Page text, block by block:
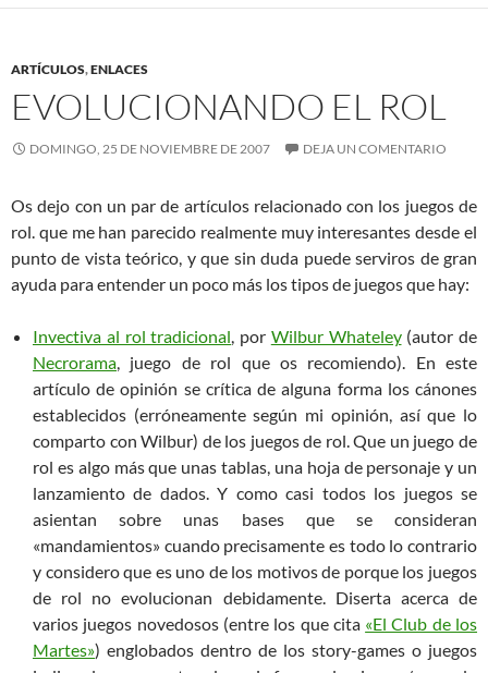
ARTÍCULOS,ENLACES
EVOLUCIONANDO EL ROL
DOMINGO, 25 DE NOVIEMBRE DE 2007 DEJA UN COMENTARIO
Os dejo con un par de artículos relacionado con los juegos de
rol. que me han parecido realmente muy interesantes desde el
punto de vista teórico, y que sin duda puede serviros de gran
ayuda para entender un poco más los tipos de juegos que hay:
Invectiva al rol tradicional, por Wilbur Whateley(autor de
Necrorama, juego de rol que os recomiendo). En este
artículo de opinión se crítica de alguna forma los cánones
establecidos (erróneamente según mi opinión, así que lo
comparto con Wilbur) de los juegos de rol. Que un juego de
rol es algo más que unas tablas, una hoja de personaje y un
lanzamiento de dados. Y como casi todos los juegos se
asientan sobre unas bases que se consideran
«mandamientos» cuando precisamente es todo lo contrario
y considero que es uno de los motivos de porque los juegos
de rol no evolucionan debidamente. Diserta acerca de
varios juegos novedosos (entre los que cita «El Club de los
Martes») englobados dentro de los story-games o juegos